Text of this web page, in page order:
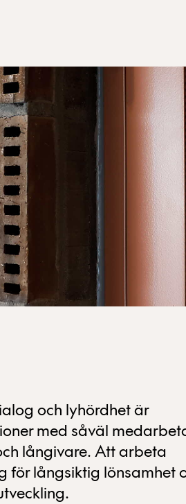
och lyhördhet är
med såväl
långivare. Att arbeta
för långsiktig lönsamhet